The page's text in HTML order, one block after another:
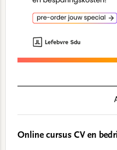
Online cursus CV en